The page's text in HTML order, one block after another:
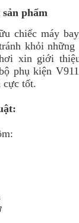
phẩm
chiếc máy
khỏi
xin giới
phụ kiện
cực tốt.